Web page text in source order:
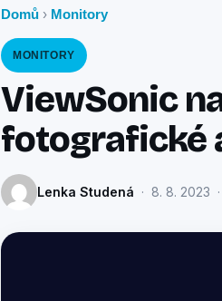
Domů › Monitory
MONITORY
ViewSonic
fotografické
Lenka Studená · 8. 8. 2023